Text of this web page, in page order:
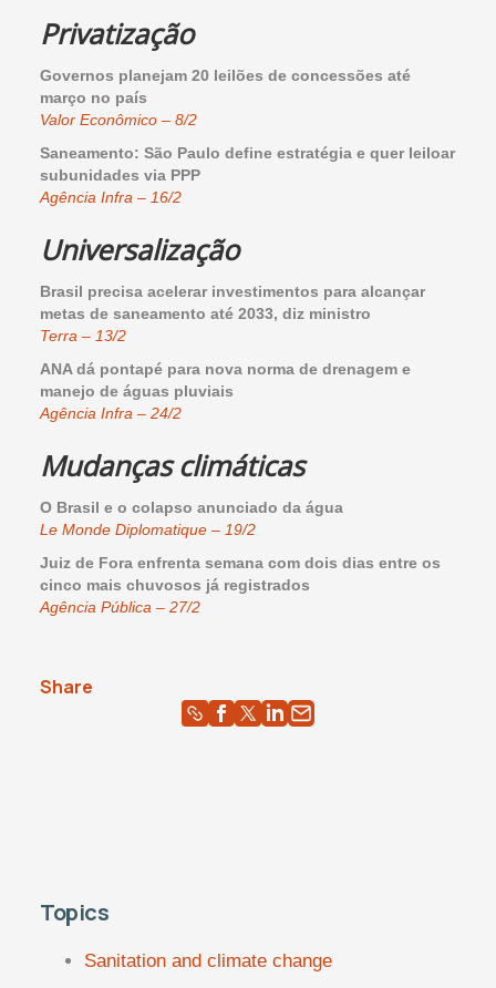
Privatização
Governos planejam 20 leilões de concessões até
março no país
Valor Econômico – 8/2
Saneamento: São Paulo define estratégia e quer leiloar
subunidades via PPP
Agência Infra – 16/2
Universalização
Brasil precisa acelerar investimentos para alcançar
metas de saneamento até 2033, diz ministro
Terra – 13/2
ANA dá pontapé para nova norma de drenagem e
manejo de águas pluviais
Agência Infra – 24/2
Mudanças climáticas
O Brasil e o colapso anunciado da água
Le Monde Diplomatique – 19/2
Juiz de Fora enfrenta semana com dois dias entre os
cinco mais chuvosos já registrados
Agência Pública – 27/2
Share
Topics
Sanitation and climate change